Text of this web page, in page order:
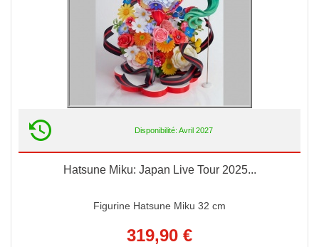
Disponibilité: Avril 2027
Hatsune Miku: Japan Live Tour 2025...
Figurine Hatsune Miku 32 cm
319,90 €